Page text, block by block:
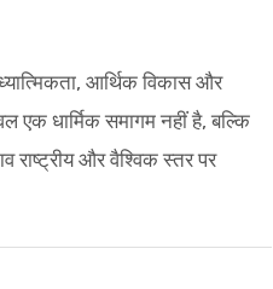
आर्थिक विकास और
एक धार्मिक समागम नहीं है, बल्कि
और वैश्विक स्तर पर